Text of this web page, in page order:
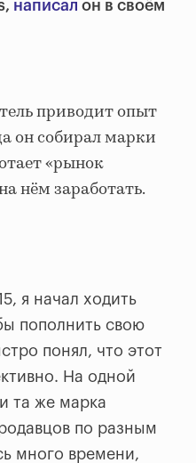
написал он в своём
приводит опыт
он собирал марки
«рынок
нём заработать.
я начал ходить
пополнить свою
понял, что этот
На одной
та же марка
по разным
много времени,